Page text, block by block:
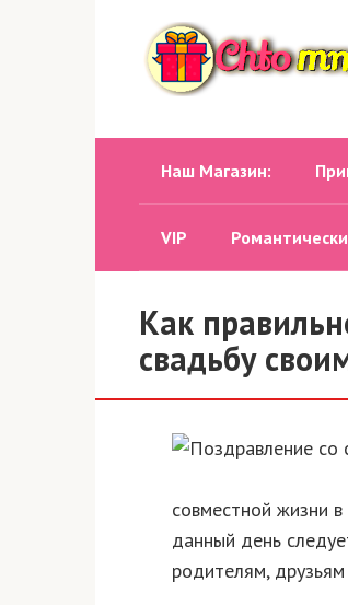
Наш Магазин:
VIP
Как
свадьбу
совместной жизни
данный день
родителям,